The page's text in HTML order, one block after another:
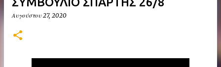
Αυγούστου 27, 2020